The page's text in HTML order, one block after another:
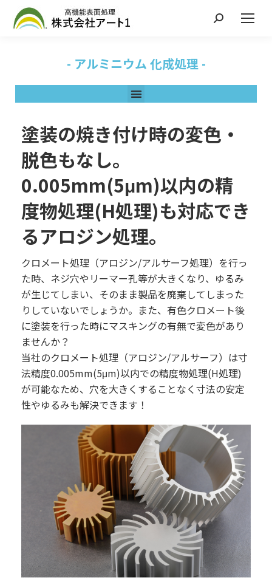
- アルミニウム 化成処理 -
塗装の焼き付け時の変色・
脱色もなし。
0.005mm(5μm)以内の精
度物処理(H処理)も対応でき
るアロジン処理。
クロメート処理（アロジン/アルサーフ処理）を行っ
た時、ネジ穴やリーマー孔等が大きくなり、ゆるみ
が生じてしまい、そのまま製品を廃棄してしまった
りしていないでしょうか。また、有色クロメート後
に塗装を行った時にマスキングの有無で変色があり
ませんか？
当社のクロメート処理（アロジン/アルサーフ）は寸
法精度0.005mm(5μm)以内での精度物処理(H処理)
が可能なため、穴を大きくすることなく寸法の安定
性やゆるみも解決できます！